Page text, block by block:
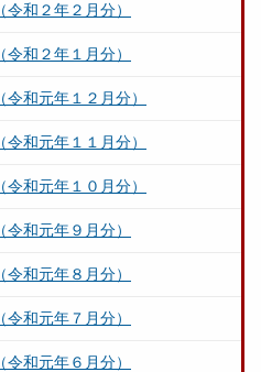
和２年２月分）
和２年１月分）
和元年１２月分）
和元年１１月分）
和元年１０月分）
和元年９月分）
和元年８月分）
和元年７月分）
和元年６月分）